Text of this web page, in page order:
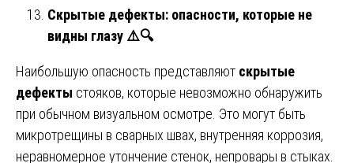
Скрытые дефекты: опасности, которые не
видны глазу ⚠🔍
Наибольшую опасность представляют скрытые
дефекты стояков, которые невозможно обнаружить
при обычном визуальном осмотре. Это могут быть
микротрещины в сварных швах, внутренняя коррозия,
неравномерное утончение стенок, непровары в стыках.